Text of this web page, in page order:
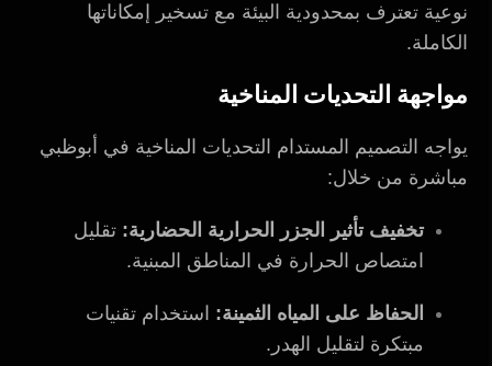
نوعية تعترف بمحدودية البيئة مع تسخير إمكاناتها
الكاملة.
مواجهة التحديات المناخية
يواجه التصميم المستدام التحديات المناخية في أبوظبي
مباشرة من خلال:
تخفيف تأثير الجزر الحرارية الحضارية: تقليل
امتصاص الحرارة في المناطق المبنية.
الحفاظ على المياه الثمينة: استخدام تقنيات
مبتكرة لتقليل الهدر.